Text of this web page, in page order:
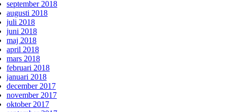
september 2018
augusti 2018
juli 2018
juni 2018
maj 2018
april 2018
mars 2018
februari 2018
januari 2018
december 2017
november 2017
oktober 2017